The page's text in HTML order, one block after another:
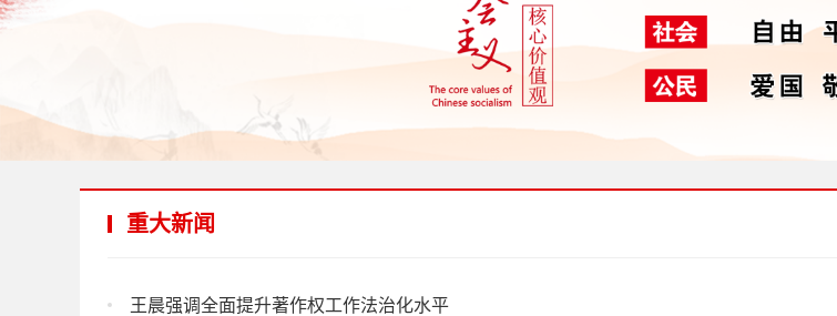
重大新闻
王晨强调全面提升著作权工作法治化水平